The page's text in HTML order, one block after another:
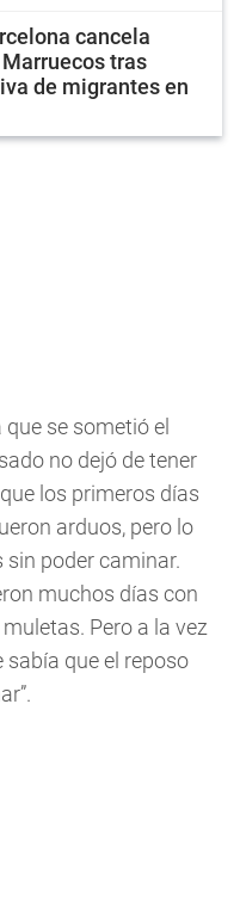
cancela
tras
de migrantes en
se sometió el
no dejó de tener
los primeros días
arduos, pero lo
poder caminar.
muchos días con
Pero a la vez
que el reposo